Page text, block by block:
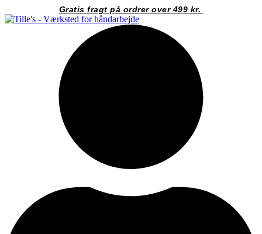
til
Gratis fragt på ordrer over 499 kr.